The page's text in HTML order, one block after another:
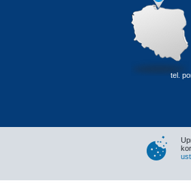
tel.